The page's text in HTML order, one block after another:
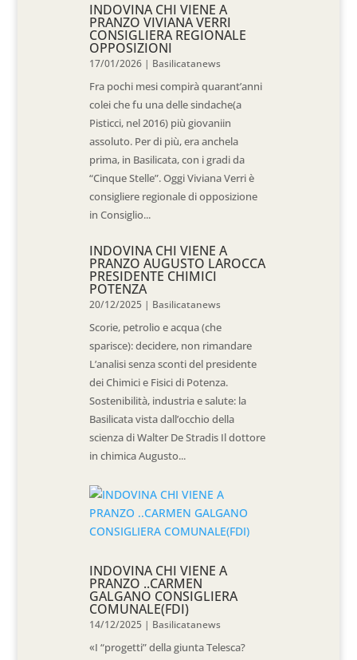
INDOVINA CHI VIENE A
PRANZO VIVIANA VERRI
CONSIGLIERA REGIONALE
OPPOSIZIONI
17/01/2026 | Basilicatanews
Fra pochi mesi compirà quarant’anni
colei che fu una delle sindache(a
Pisticci, nel 2016) più giovaniin
assoluto. Per di più, era anchela
prima, in Basilicata, con i gradi da
“Cinque Stelle”. Oggi Viviana Verri è
consigliere regionale di opposizione
in Consiglio...
INDOVINA CHI VIENE A
PRANZO AUGUSTO LAROCCA
PRESIDENTE CHIMICI
POTENZA
20/12/2025 | Basilicatanews
Scorie, petrolio e acqua (che
sparisce): decidere, non rimandare
L’analisi senza sconti del presidente
dei Chimici e Fisici di Potenza.
Sostenibilità, industria e salute: la
Basilicata vista dall’occhio della
scienza di Walter De Stradis Il dottore
in chimica Augusto...
INDOVINA CHI VIENE A
PRANZO ..CARMEN
GALGANO CONSIGLIERA
COMUNALE(FDI)
14/12/2025 | Basilicatanews
«I “progetti” della giunta Telesca?